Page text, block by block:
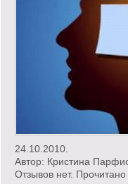
Слово гостям
Философские
Этот огромный мир!
24.10.2010.
Автор: Кристина
Отзывов нет.